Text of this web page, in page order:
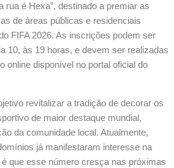
rua é Hexa”, destinado a premiar as
de áreas públicas e residenciais
FIFA 2026. As inscrições podem ser
10, às 19 horas, e devem ser realizadas
online disponível no portal oficial do
revitalizar a tradição de decorar os
de maior destaque mundial,
da comunidade local. Atualmente,
já manifestaram interesse na
que esse número cresça nas próximas